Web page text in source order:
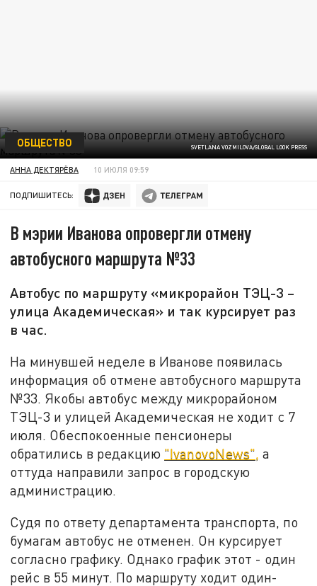
SVETLANA VOZMILOVA/GLOBAL LOOK PRESS
ОБЩЕСТВО
АННА ДЕКТЯРЁВА 10 ИЮЛЯ 09:59
ПОДПИШИТЕСЬ:
В мэрии Иванова опровергли отмену
автобусного маршрута №33
Автобус по маршруту «микрорайон ТЭЦ-3 –
улица Академическая» и так курсирует раз
в час.
На минувшей неделе в Иванове появилась
информация об отмене автобусного маршрута
№33. Якобы автобус между микрорайоном
ТЭЦ-3 и улицей Академическая не ходит с 7
июля. Обеспокоенные пенсионеры
обратились в редакцию "IvanovoNews", а
оттуда направили запрос в городскую
администрацию.
Судя по ответу департамента транспорта, по
бумагам автобус не отменен. Он курсирует
согласно графику. Однако график этот - один
рейс в 55 минут. По маршруту ходит один-